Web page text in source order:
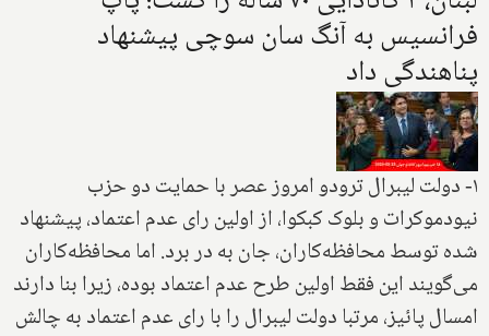
فرانسیس به آنگ سان سوچی پیشنهاد
پناهندگی داد
۱- دولت لیبرال ترودو امروز عصر با حمایت دو حزب
نیودموکرات و بلوک کبکوا، از اولین رای عدم اعتماد، پیشنهاد
شده توسط محافظه‌کاران، جان به در برد. اما محافظه‌کاران
می‌گویند این فقط اولین طرح عدم اعتماد بوده، زیرا بنا دارند
امسال پائیز، مرتبا دولت لیبرال را با رای عدم اعتماد به چالش